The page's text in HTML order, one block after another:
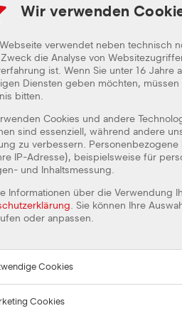
Wir verwenden
verwendet neben technisch
die Analyse von
ist. Wenn Sie unter 16 Jahre
Diensten geben möchten,
bitten.
Cookies und andere
sind essenziell, während andere
zu verbessern.
IP-Adresse), beispielsweise für
und Inhaltsmessung.
Informationen über die Verwendung
. Sie können Ihre
oder anpassen.
Cookies
Cookies
Cookies
BEWERBUNG
PERSÖNLICHE
Anrede*
Straße*
PLZ*